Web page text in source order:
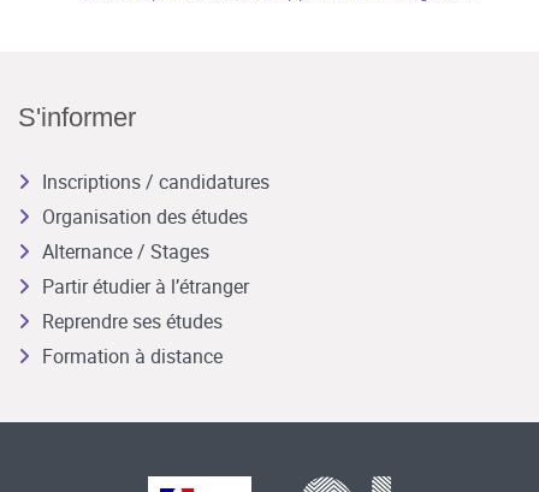
S'informer
Inscriptions / candidatures
Organisation des études
Alternance / Stages
Partir étudier à l’étranger
Reprendre ses études
Formation à distance